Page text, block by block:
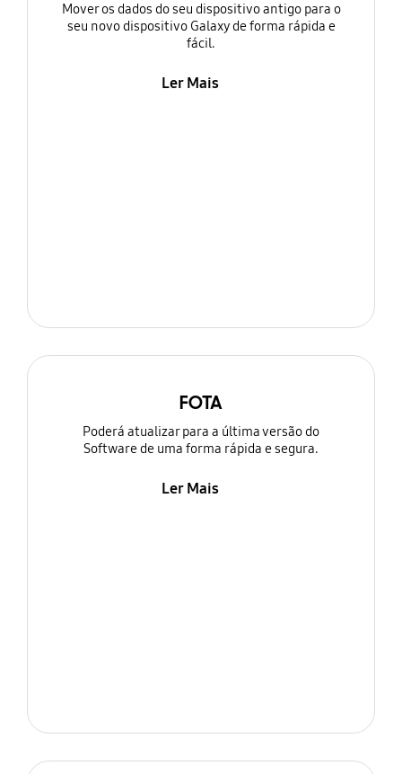
Mover os dados do seu dispositivo antigo para o
seu novo dispositivo Galaxy de forma rápida e
fácil.
Ler Mais
FOTA
Poderá atualizar para a última versão do
Software de uma forma rápida e segura.
Ler Mais